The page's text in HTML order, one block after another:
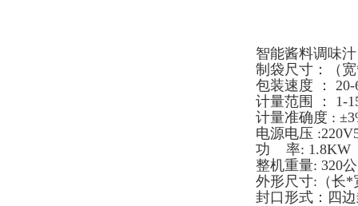
智能酱料调味
制袋尺寸：（
包装速度 ：
计量范围 ： 1-
计量准确度 :
电源电压
功 率: 1.8KW
整机重量: 320
外形尺寸:（长*
封口形式：四